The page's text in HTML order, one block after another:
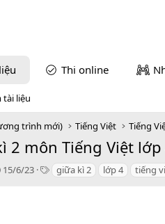
Thi online
tài liệu
trình mới) Tiếng Việt Tiếng
2 môn Tiếng Việt
C15/6/23
T giữa kì 2 lớp 4 tiếng